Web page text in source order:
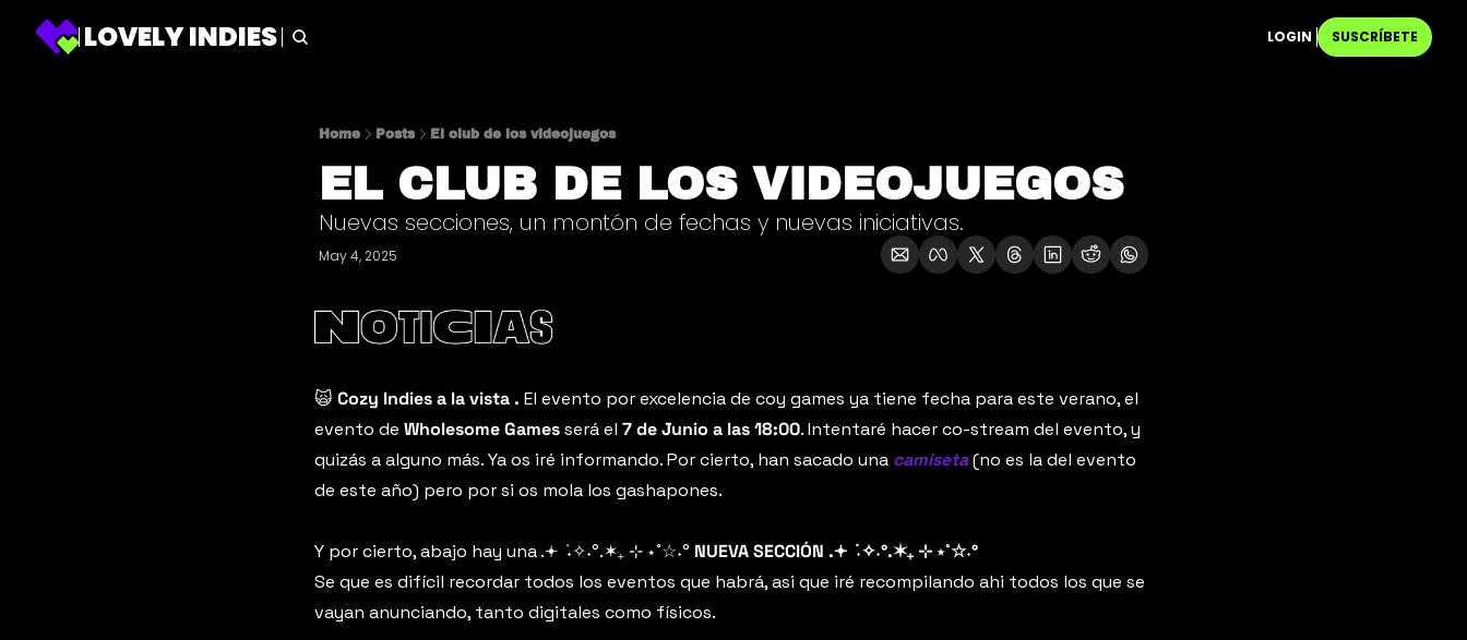
LOVELY INDIES LOGIN SUSCRÍBETE
Home Posts El club de los videojuegos
EL CLUB DE LOS VIDEOJUEGOS
Nuevas secciones, un montón de fechas y nuevas iniciativas.
May 4, 2025
🙀 Cozy Indies a la vista . El evento por excelencia de coy games ya tiene fecha para este verano, el
evento de Wholesome Games será el 7 de Junio a las 18:00. Intentaré hacer co-stream del evento, y
quizás a alguno más. Ya os iré informando. Por cierto, han sacado una camiseta (no es la del evento
de este año) pero por si os mola los gashapones.
Y por cierto, abajo hay una .𖥔 ݁ ˖✧˖°.✶₊ ⊹ ⋆˚☆˖° NUEVA SECCIÓN .𖥔 ݁ ˖✧˖°.✶₊ ⊹ ⋆˚☆˖°
Se que es difícil recordar todos los eventos que habrá, asi que iré recompilando ahi todos los que se
vayan anunciando, tanto digitales como físicos.